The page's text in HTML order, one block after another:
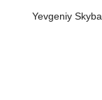
Yevgeniy Skyba